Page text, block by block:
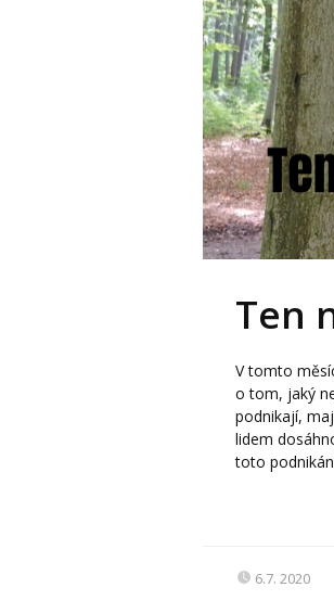
Ten
V tomto
o tom, jaký
podnikají,
lidem
toto
6.7. 2020